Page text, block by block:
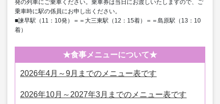
発の列車にご乗車ください。乗車券は当日にお渡しいたしますので、ご
乗車時に駅の係員にお申し出ください。
■諫早駅（11：10発）＝＝大三東駅（12：15着）＝＝島原駅（13：10
着）
★食事メニューについて★
2026年4月～9月までのメニュー表です
2026年10月～2027年3月までのメニュー表です